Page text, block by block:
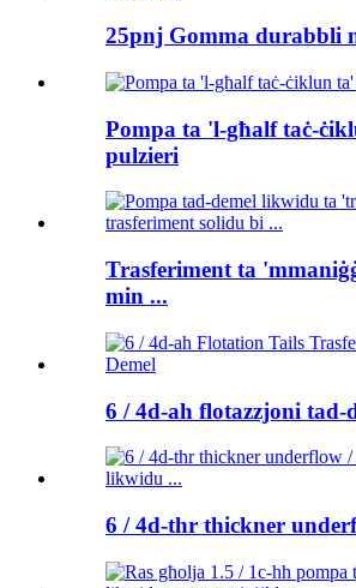
25pnj Gomma durabbli
Pompa ta 'l-għalf taċ-
pulzieri
Trasferiment ta
min ...
6 / 4d-ah flotazzjoni tad-
6 / 4d-thr thickner